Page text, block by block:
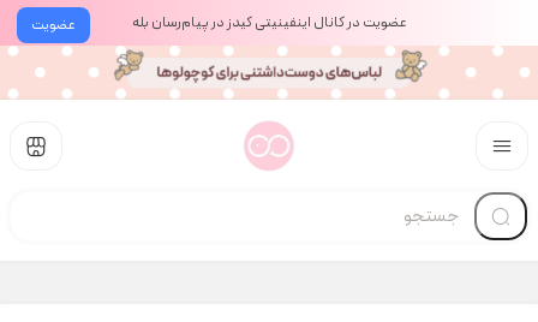
عضویت عضویت در کانال اینفینیتی کیدز در پیام‌رسان بله